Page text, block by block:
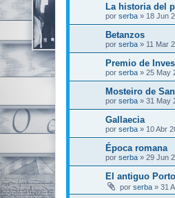
La historia del
por serba » 18 Jun
Betanzos
por serba » 11 Mar
Premio de
por serba » 25 May
Mosteiro de
por serba » 31 May
Gallaecia
por serba » 10 Abr
Época romana
por serba » 29 Jun
El antiguo
por serba » 31